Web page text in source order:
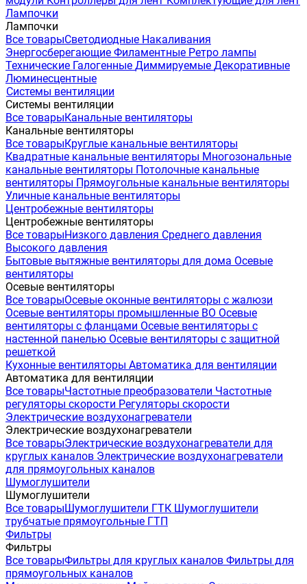
Лампочки
Лампочки
Все товарыСветодиодные Накаливания
Энергосберегающие Филаментные Ретро лампы
Технические Галогенные Диммируемые Декоративные
Люминесцентные
Системы вентиляции
Системы вентиляции
Все товарыКанальные вентиляторы
Канальные вентиляторы
Все товарыКруглые канальные вентиляторы
Квадратные канальные вентиляторы Многозональные
канальные вентиляторы Потолочные канальные
вентиляторы Прямоугольные канальные вентиляторы
Уличные канальные вентиляторы
Центробежные вентиляторы
Центробежные вентиляторы
Все товарыНизкого давления Среднего давления
Высокого давления
Бытовые вытяжные вентиляторы для дома Осевые
вентиляторы
Осевые вентиляторы
Все товарыОсевые оконные вентиляторы с жалюзи
Осевые вентиляторы промышленные ВО Осевые
вентиляторы с фланцами Осевые вентиляторы с
настенной панелью Осевые вентиляторы с защитной
решеткой
Кухонные вентиляторы Автоматика для вентиляции
Автоматика для вентиляции
Все товарыЧастотные преобразователи Частотные
регуляторы скорости Регуляторы скорости
Электрические воздухонагреватели
Электрические воздухонагреватели
Все товарыЭлектрические воздухонагреватели для
круглых каналов Электрические воздухонагреватели
для прямоугольных каналов
Шумоглушители
Шумоглушители
Все товарыШумоглушители ГТК Шумоглушители
трубчатые прямоугольные ГТП
Фильтры
Фильтры
Все товарыФильтры для круглых каналов Фильтры для
прямоугольных каналов